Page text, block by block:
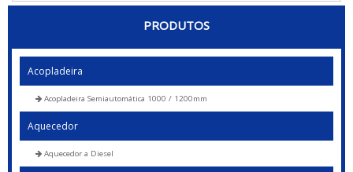
PRODUTOS
Acopladeira
Acopladeira Semiautomática 1000 / 1200mm
Aquecedor
Aquecedor a Diesel